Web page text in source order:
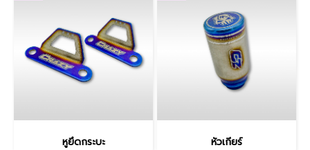
หูยึดกระบะ หัวเกียร์